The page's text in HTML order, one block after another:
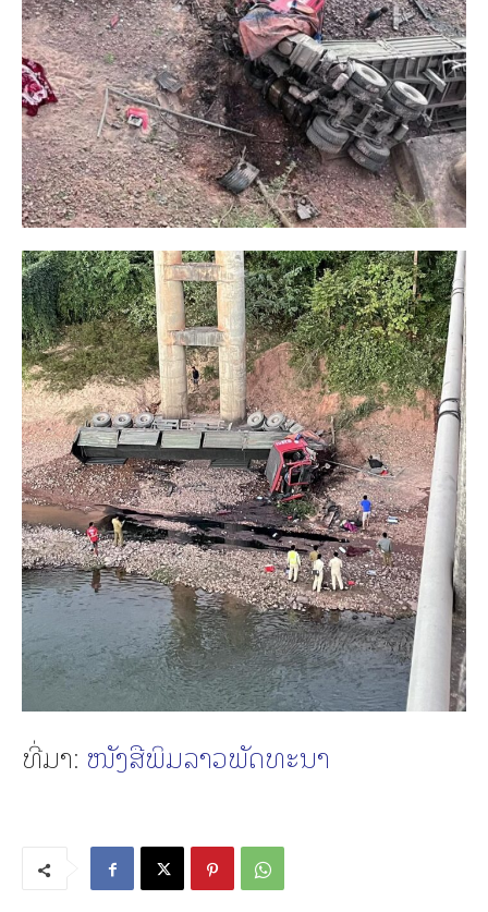
ທີ່ມາ: ໜັງສືພິມລາວພັດທະນາ